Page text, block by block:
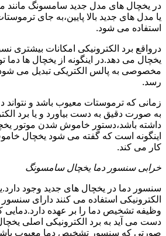
در یخچال های مدل جدید سامسونگ مانند
یا مدل های جدید بالا پایین،به جای
استفاده می شود.
درواقع برد الکترونیکی امکانات بیشتری
یخچال می دهد.در اینگونه از یخچال ها
مخصوصی به پالس الکتریکی تبدیل می
رسد.
زمانی که ترموستات معیوب باشد و نتواند
به صورت دقیق به دست بیاورد و یا برد
داشته باشد،دستور خاموش شدن موتور
اینگونه است که گفته می شود یخچال
کار می کند.
خرابی سنسور دما یخچال سامسونگ
سنسور دما در یخچال های جدید وجود
الکترونیکی استفاده می کنند دارای
وظیفه تشخیص دما را بر عهده
دست می آید به برد الکترونیکی اصلی
صورتی که سنسور تشخیص دما معیوب